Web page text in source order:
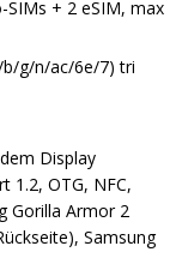
SIMs + 2 eSIM, max
b/g/n/ac/6e/7) tri
Display
1.2, OTG, NFC,
Gorilla Armor 2
Samsung